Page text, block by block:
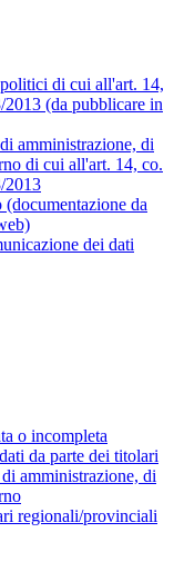
di cui all'art. 14,
(da pubblicare in
amministrazione, di
di cui all'art. 14, co.
2013
da
dei dati
o incompleta
da parte dei titolari
amministrazione, di
regionali/provinciali